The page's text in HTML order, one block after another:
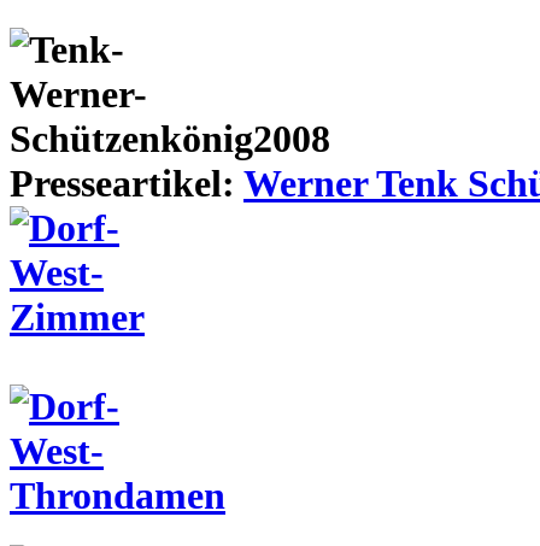
Presseartikel: Werner Tenk